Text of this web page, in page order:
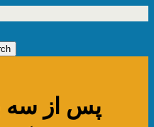
پس از سه